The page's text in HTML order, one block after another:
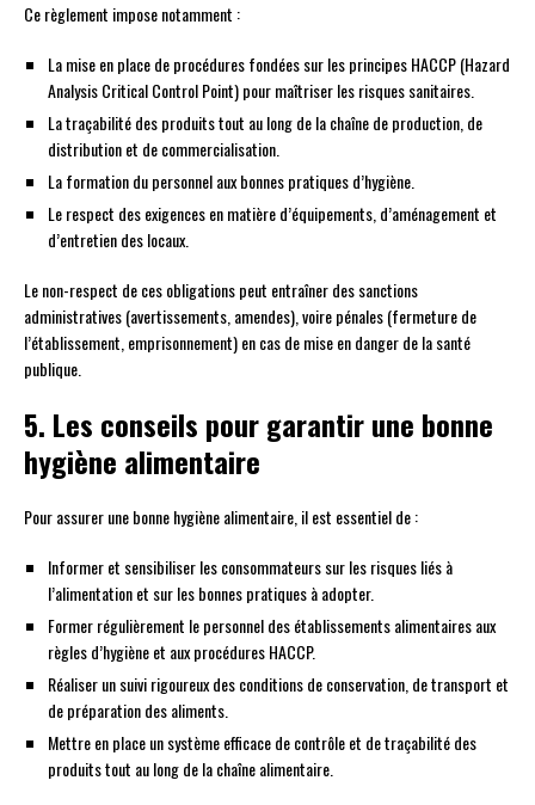
Ce règlement impose notamment :
La mise en place de procédures fondées sur les principes HACCP (Hazard
Analysis Critical Control Point) pour maîtriser les risques sanitaires.
La traçabilité des produits tout au long de la chaîne de production, de
distribution et de commercialisation.
La formation du personnel aux bonnes pratiques d’hygiène.
Le respect des exigences en matière d’équipements, d’aménagement et
d’entretien des locaux.
Le non-respect de ces obligations peut entraîner des sanctions
administratives (avertissements, amendes), voire pénales (fermeture de
l’établissement, emprisonnement) en cas de mise en danger de la santé
publique.
5. Les conseils pour garantir une bonne
hygiène alimentaire
Pour assurer une bonne hygiène alimentaire, il est essentiel de :
Informer et sensibiliser les consommateurs sur les risques liés à
l’alimentation et sur les bonnes pratiques à adopter.
Former régulièrement le personnel des établissements alimentaires aux
règles d’hygiène et aux procédures HACCP.
Réaliser un suivi rigoureux des conditions de conservation, de transport et
de préparation des aliments.
Mettre en place un système efficace de contrôle et de traçabilité des
produits tout au long de la chaîne alimentaire.